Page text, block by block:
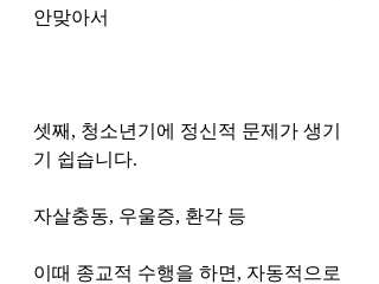
안맞아서
셋째, 청소년기에 정신적 문제가 생기
기 쉽습니다.
자살충동, 우울증, 환각 등
이때 종교적 수행을 하면, 자동적으로